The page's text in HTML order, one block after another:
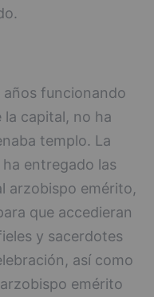
años funcionando
capital, no ha
templo. La
entregado las
arzobispo emérito,
que accedieran
y sacerdotes
así como
emérito